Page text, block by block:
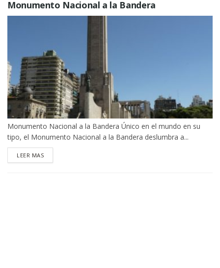
Monumento Nacional a la Bandera
Monumento Nacional a la Bandera Único en el mundo en su
tipo, el Monumento Nacional a la Bandera deslumbra a...
LEER MASDETAILS